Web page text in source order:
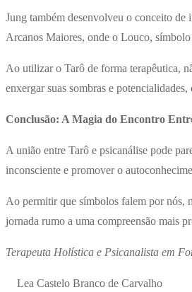
Jung também desenvolveu o conceito de
Arcanos Maiores, onde o Louco,
Ao utilizar o Tarô de forma terapêutica,
enxergar suas sombras e
Conclusão: A Magia do Encontro
A união entre Tarô e psicanálise pode
inconsciente e promover o
Ao permitir que símbolos falem por nós,
jornada rumo a uma compreensão mais
Terapeuta Holística e Psicanalista em
Lea Castelo Branco de Carvalho